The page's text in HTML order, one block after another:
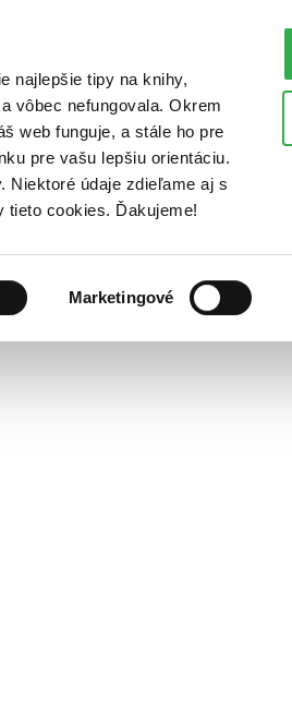
najlepšie tipy na knihy,
vôbec nefungovala. Okrem
web funguje, a stále ho pre
pre vašu lepšiu orientáciu.
Niektoré údaje zdieľame aj s
cookies. Ďakujeme!
Marketingové